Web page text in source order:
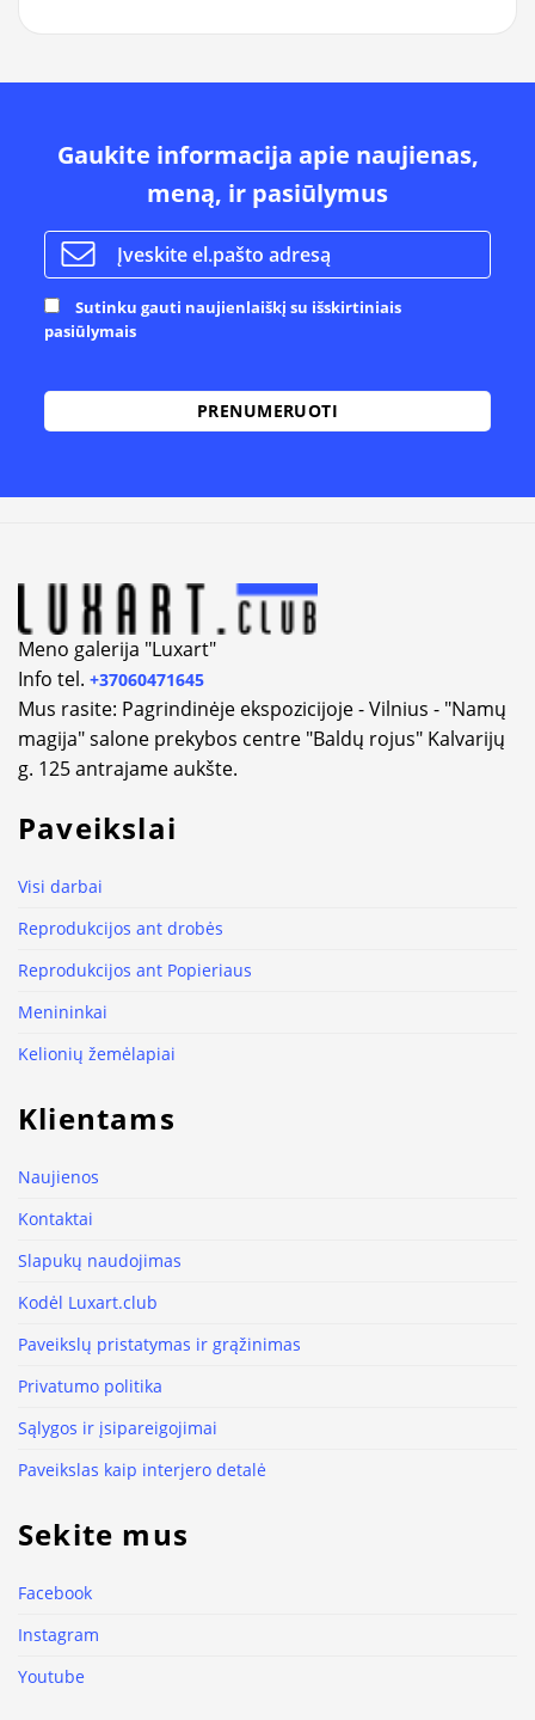
Gaukite informacija apie naujienas,
meną, ir pasiūlymus
Sutinku gauti naujienlaiškį su išskirtiniais
pasiūlymais
Meno galerija "Luxart"
Info tel. +37060471645
Mus rasite: Pagrindinėje ekspozicijoje - Vilnius - "Namų
magija" salone prekybos centre "Baldų rojus" Kalvarijų
g. 125 antrajame aukšte.
Paveikslai
Visi darbai
Reprodukcijos ant drobės
Reprodukcijos ant Popieriaus
Menininkai
Kelionių žemėlapiai
Klientams
Naujienos
Kontaktai
Slapukų naudojimas
Kodėl Luxart.club
Paveikslų pristatymas ir grąžinimas
Privatumo politika
Sąlygos ir įsipareigojimai
Paveikslas kaip interjero detalė
Sekite mus
Facebook
Instagram
Youtube